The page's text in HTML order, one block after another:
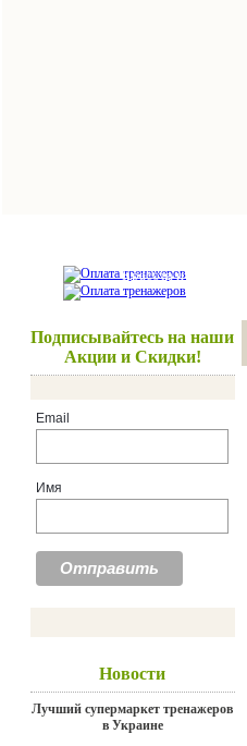
Красота и здоровье
Подписывайтесь на наши
Акции и Скидки!
Email
Имя
Новости
Лучший супермаркет тренажеров
в Украине